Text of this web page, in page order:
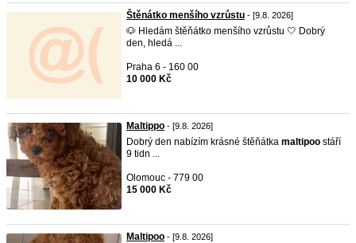
Štěnátko menšího vzrůstu - [9.8. 2026]
🐶 Hledám štěňátko menšího vzrůstu 🤍 Dobrý
den, hledá ...
Praha 6 - 160 00
10 000 Kč
Maltippo - [9.8. 2026]
Dobrý den nabízím krásné štěňátka maltipoo stáří
9 tidn ...
Olomouc - 779 00
15 000 Kč
Maltipoo - [9.8. 2026]